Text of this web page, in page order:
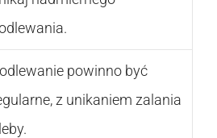
powinno być
z unikaniem zalania